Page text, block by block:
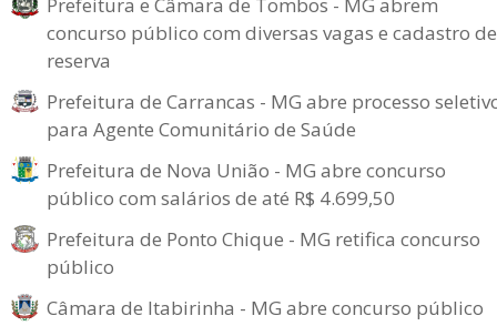
concurso público com diversas vagas e cadastro de
reserva
Prefeitura de Carrancas - MG abre processo
para Agente Comunitário de Saúde
Prefeitura de Nova União - MG abre concurso
público com salários de até R$ 4.699,50
Prefeitura de Ponto Chique - MG retifica concurso
público
Câmara de Itabirinha - MG abre concurso público